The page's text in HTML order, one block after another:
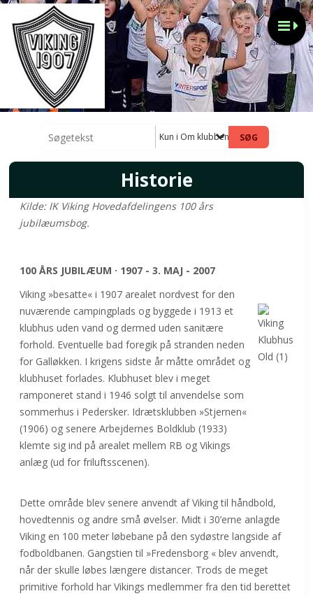
Kun i Om klubben
Historie
Kilde: IK Viking Hovedafdelingens 100 års
jubilæumsbog.
100 ÅRS JUBILÆUM · 1907 - 3. MAJ - 2007
Viking »besatte« i 1907 arealet nordvest for den
nuværende campingplads og byggede i 1913 et
klubhus uden vand og dermed uden sanitære
forhold. Eventuelle bad foregik på stranden neden
for Galløkken. I krigens sidste år måtte området og
klubhuset forlades. Klubhuset blev i meget
ramponeret stand i 1946 solgt til anvendelse som
sommerhus i Pedersker. Idrætsklubben »Stjernen«
(1906) og senere Arbejdernes Boldklub (1933)
klemte sig ind på arealet mellem RB og Vikings
anlæg (ud for friluftsscenen).
Dette område blev senere anvendt af Viking til håndbold,
hovedtennis og andre små øvelser. Midt i 30’erne anlagde
Viking en 100 meter løbebane på den sydøstre langside af
fodboldbanen. Gangstien til »Fredensborg « blev anvendt,
når der skulle løbes længere distancer. Trods de meget
primitive forhold har Vikings medlemmer fra den tid berettet